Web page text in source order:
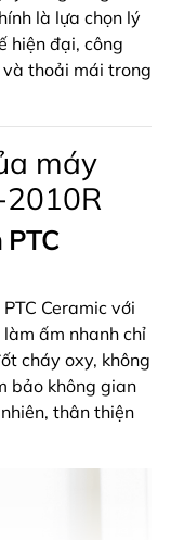
là lựa chọn lý
hiện đại, công
thoải mái trong
máy
2010R
PTC
Ceramic với
ấm nhanh chỉ
cháy oxy, không
bảo không gian
thân thiện